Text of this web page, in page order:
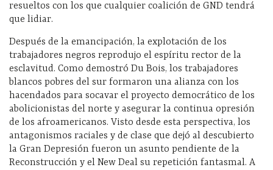
resueltos con los que cualquier coalición de GND tendrá
que lidiar.
Después de la emancipación, la explotación de los
trabajadores negros reprodujo el espíritu rector de la
esclavitud. Como demostró Du Bois, los trabajadores
blancos pobres del sur formaron una alianza con los
hacendados para socavar el proyecto democrático de los
abolicionistas del norte y asegurar la continua opresión
de los afroamericanos. Visto desde esta perspectiva, los
antagonismos raciales y de clase que dejó al descubierto
la Gran Depresión fueron un asunto pendiente de la
Reconstrucción y el New Deal su repetición fantasmal. A